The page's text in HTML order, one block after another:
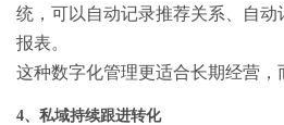
统，可以自动记录推荐关系、自
报表。
这种数字化管理更适合长期经营，
4、私域持续跟进转化